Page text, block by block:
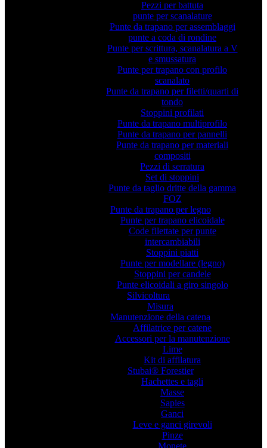
Pezzi per battuta
punte per scanalature
Punte da trapano per assemblaggi
punte a coda di rondine
Punte per scrittura, scanalatura a V
e smussatura
Punte per trapano con profilo
scanalato
Punte da trapano per filetti/quarti di
tondo
Stoppini profilati
Punte da trapano multiprofilo
Punte da trapano per pannelli
Punte da trapano per materiali
compositi
Pezzi di serratura
Set di stoppini
Punte da taglio dritte della gamma
FOZ
Punte da trapano per legno
Punte per trapano elicoidale
Code filettate per punte
intercambiabili
Stoppini piatti
Punte per modellare (legno)
Stoppini per candele
Punte elicoidali a giro singolo
Silvicoltura
Misura
Manutenzione della catena
Affilatrice per catene
Accessori per la manutenzione
Lime
Kit di affilatura
Stubai® Forestier
Hachettes e tagli
Masse
Sapies
Ganci
Leve e ganci girevoli
Pinze
Monete